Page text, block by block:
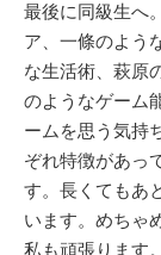
最後に同級生へ
ア、一條のよう
な生活術、萩原
のようなゲーム
ームを思う気持
ぞれ特徴があっ
す。長くてもあ
います。めちゃ
私も頑張ります